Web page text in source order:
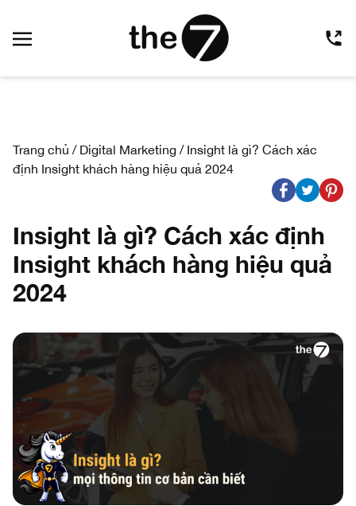
Trang chủ / Digital Marketing / Insight là gì? Cách xác
định Insight khách hàng hiệu quả 2024
Insight là gì? Cách xác định
Insight khách hàng hiệu quả
2024